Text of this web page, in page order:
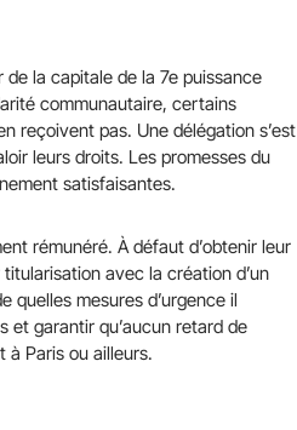
de la capitale de la 7e puissance
communautaire, certains
reçoivent pas. Une délégation s’est
leurs droits. Les promesses du
satisfaisantes.
rémunéré. À défaut d’obtenir leur
avec la création d’un
quelles mesures d’urgence il
et garantir qu’aucun retard de
à Paris ou ailleurs.